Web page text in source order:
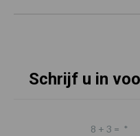
Schrijf u in
8 + 3 = *